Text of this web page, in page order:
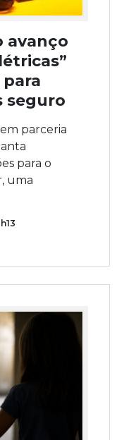
avanço
seguro
parceria
para o
uma